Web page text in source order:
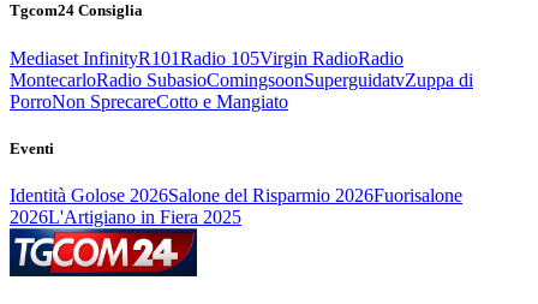
Tgcom24 Consiglia
Mediaset InfinityR101Radio 105Virgin RadioRadio
MontecarloRadio SubasioComingsoonSuperguidatvZuppa di
PorroNon SprecareCotto e Mangiato
Eventi
Identità Golose 2026Salone del Risparmio 2026Fuorisalone
2026L'Artigiano in Fiera 2025